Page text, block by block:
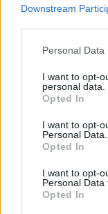
Downstream
Please note that
not limited to your
grant or deny
use your data for
consent section.
Personal
I want to opt-
personal data.
Opted In
I want to opt-
Personal Data.
Opted In
I want to opt-
Personal Data
Opted In
Recenzje
Porównania
Co kupić
Porady
Promocje
FinTech
Hardware PC